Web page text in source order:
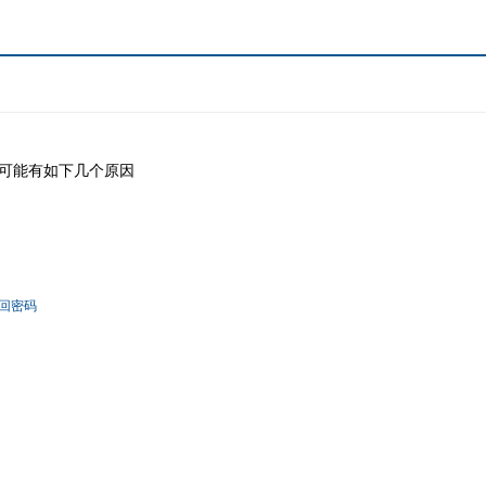
能有如下几个原因
密码